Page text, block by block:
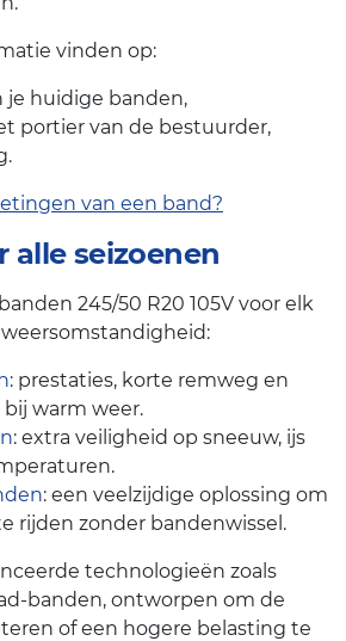
vinden op:
je huidige banden,
portier van de bestuurder,
van een band?
alle seizoenen
245/50 R20 105V voor elk
: prestaties, korte remweg en
warm weer.
: extra veiligheid op sneeuw, ijs
: een veelzijdige oplossing om
rijden zonder bandenwissel.
technologieën zoals
banden, ontworpen om de
of een hogere belasting te